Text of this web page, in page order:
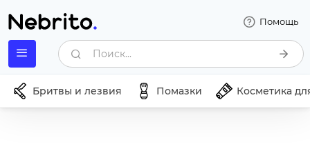
Помощь
Поиск...
Бритвы и лезвия Помазки Косметика